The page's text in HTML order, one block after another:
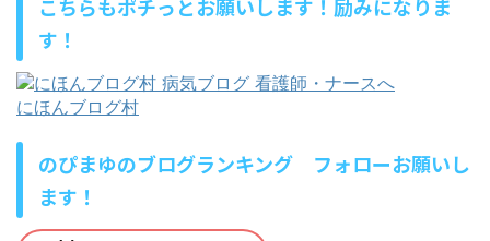
こちらもポチっとお願いします！励みになりま
す！
にほんブログ村
のぴまゆのブログランキング フォローお願いし
ます！